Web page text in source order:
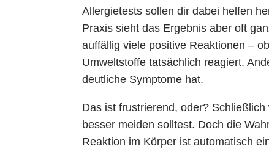
Allergietests sollen dir dabei helfen
Praxis sieht das Ergebnis aber oft
auffällig viele positive Reaktionen –
Umweltstoffe tatsächlich reagiert.
deutliche Symptome hat.
Das ist frustrierend, oder?
besser meiden solltest. Doch die
Reaktion im Körper ist automatisch